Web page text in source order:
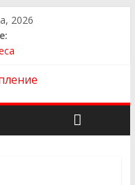
2026
для дома в
для жизни за городом